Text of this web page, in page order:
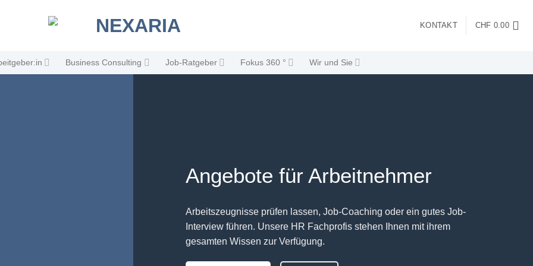
KONTAKT CHF 0.00
Business Consulting Job-Ratgeber Fokus 360 ° Wir und Sie
Angebote für Arbeitnehmer
Arbeitszeugnisse prüfen lassen, Job-Coaching oder ein gutes Job-
Interview führen. Unsere HR Fachprofis stehen Ihnen mit ihrem
gesamten Wissen zur Verfügung.